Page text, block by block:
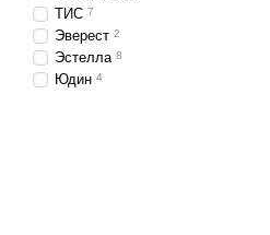
ТИС 7
Эверест 2
Эстелла 8
Юдин 4